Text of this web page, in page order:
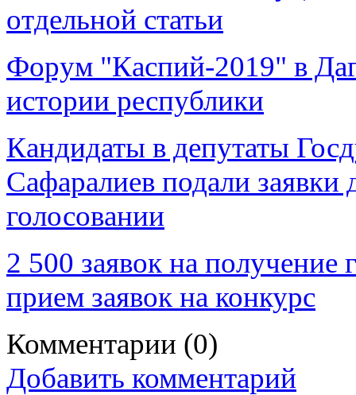
отдельной статьи
Форум "Каспий-2019" в
истории республики
Кандидаты в депутаты
Сафаралиев подали заявки
голосовании
2 500 заявок на получение
прием заявок на конкурс
Комментарии (0)
Добавить комментарий